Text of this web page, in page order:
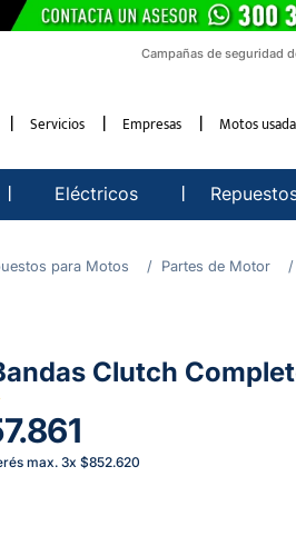
Campañas de seguridad
Servicios Empresas Motos
Eléctricos
para Motos Partes de Motor
Clutch
max. 3x $852.620